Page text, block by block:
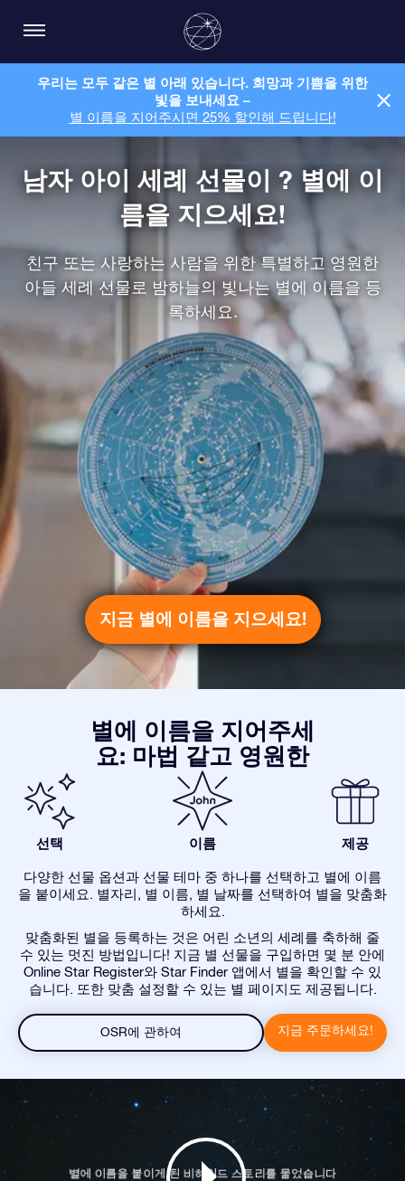
우리는 모두 같은 별 아래 있습니다. 희망과 기쁨을 위한
빛을 보내세요 –
별 이름을 지어주시면 25% 할인해 드립니다!
남자 아이 세례 선물이 ? 별에 이
름을 지으세요!
친구 또는 사랑하는 사람을 위한 특별하고 영원한
아들 세례 선물로 밤하늘의 빛나는 별에 이름을 등
록하세요.
지금 별에 이름을 지으세요!
별에 이름을 지어주세
요: 마법 같고 영원한
선택 이름 제공
다양한 선물 옵션과 선물 테마 중 하나를 선택하고 별에 이름
을 붙이세요. 별자리, 별 이름, 별 날짜를 선택하여 별을 맞춤화
하세요.
맞춤화된 별을 등록하는 것은 어린 소년의 세례를 축하해 줄
수 있는 멋진 방법입니다! 지금 별 선물을 구입하면 몇 분 안에
Online Star Register와 Star Finder 앱에서 별을 확인할 수 있
습니다. 또한 맞춤 설정할 수 있는 별 페이지도 제공됩니다.
OSR에 관하여 지금 주문하세요!